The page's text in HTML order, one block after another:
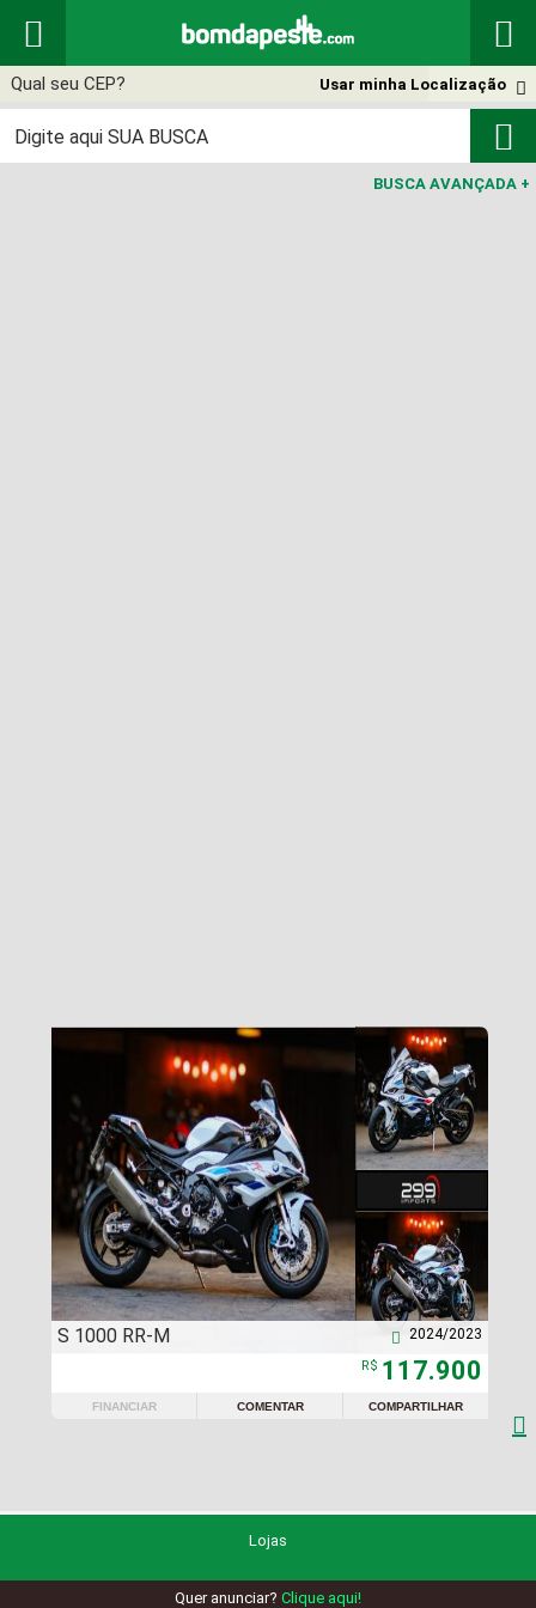
 

Usar minha Localização

BUSCA AVANÇADA +
S 1000 RR-M 2024/2023

R$ 117.900
FINANCIAR COMENTAR COMPARTILHAR

Lojas
Quer anunciar? Clique aqui!